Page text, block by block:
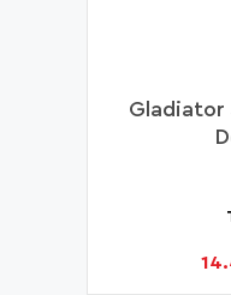
Gladiator